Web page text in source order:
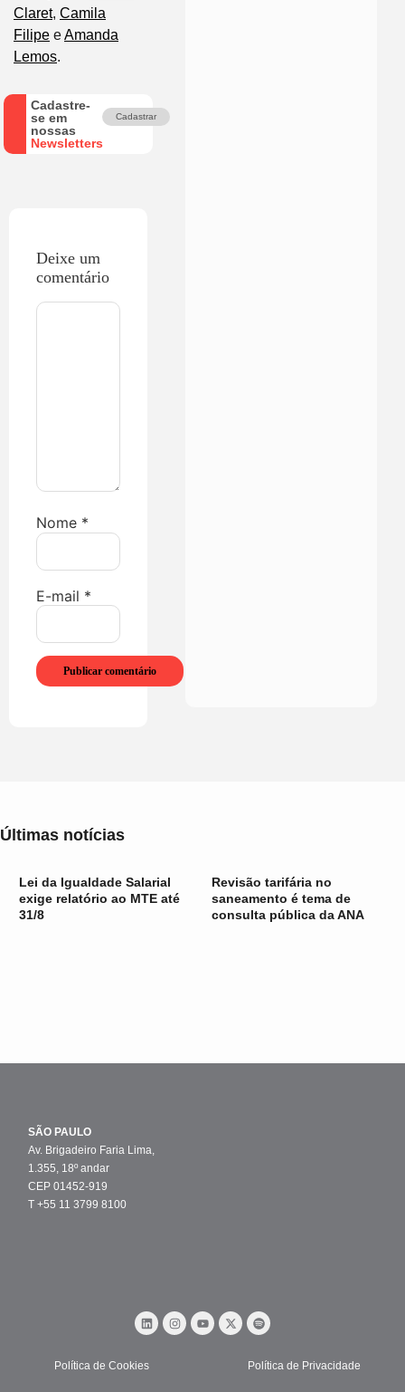
Claret, Camila
Filipe eAmanda
Lemos.
Cadastre-
se em
nossas
Newsletters
Cadastrar
Deixe um
comentário
Nome *
E-mail *
Últimas notícias
Lei da Igualdade Salarial
exige relatório ao MTE até
31/8
Revisão tarifária no
saneamento é tema de
consulta pública da ANA
SÃO PAULO
Av. Brigadeiro Faria Lima,
1.355, 18º andar
CEP 01452-919
T +55 11 3799 8100
Política de Cookies Política de Privacidade